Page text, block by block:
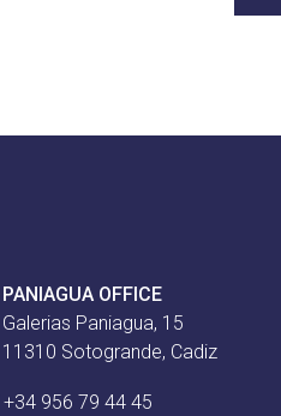
PANIAGUA OFFICE
Galerias Paniagua, 15
11310 Sotogrande, Cadiz
+34 956 79 44 45